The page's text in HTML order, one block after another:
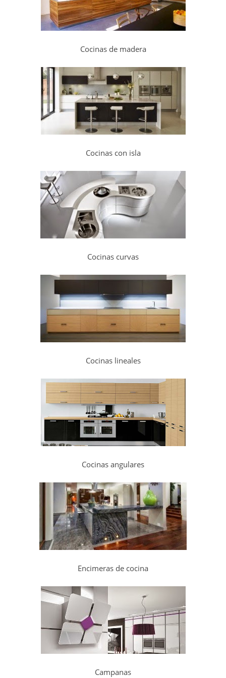
Cocinas de madera
Cocinas con isla
Cocinas curvas
Cocinas lineales
Cocinas angulares
Encimeras de cocina
Campanas